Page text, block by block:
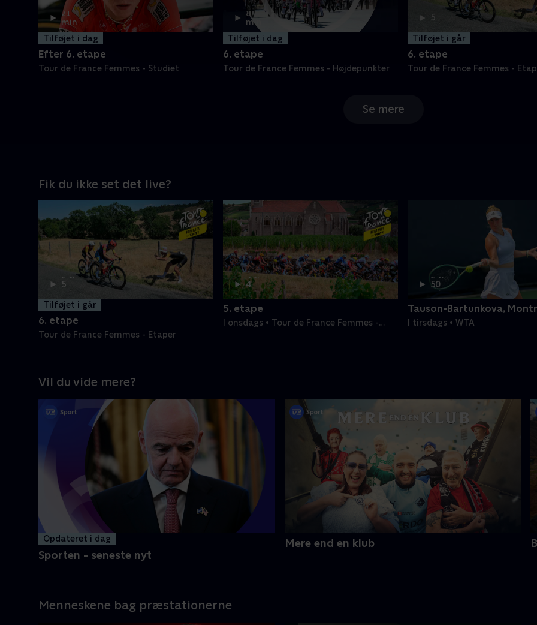
21
min
Tilføjet i dag
Efter 6. etape
Tour de France Femmes - Studiet
8
min
Tilføjet i dag
6. etape
Tour de France Femmes - Højdepunkter
2 t.
5
min
Tilføjet i går
6. etape
Tour de France Femmes -
Se mere
Fik du ikke set det live?
2 t.
5
min
Tilføjet i går
6. etape
Tour de France Femmes - Etaper
4 t.
4
min
5. etape
I onsdags • Tour de France Femmes -
1 t.
50
min
Tauson-Bartunkova,
I tirsdags • WTA
Vil du vide mere?
Opdateret i dag
Sporten - seneste nyt
Mere end en klub
Menneskene bag præstationerne